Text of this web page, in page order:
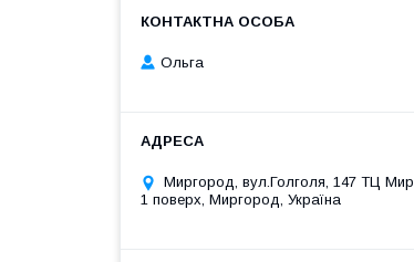
Ольга
Миргород, вул.Голголя, 147 ТЦ Мир
1 поверх, Миргород, Україна